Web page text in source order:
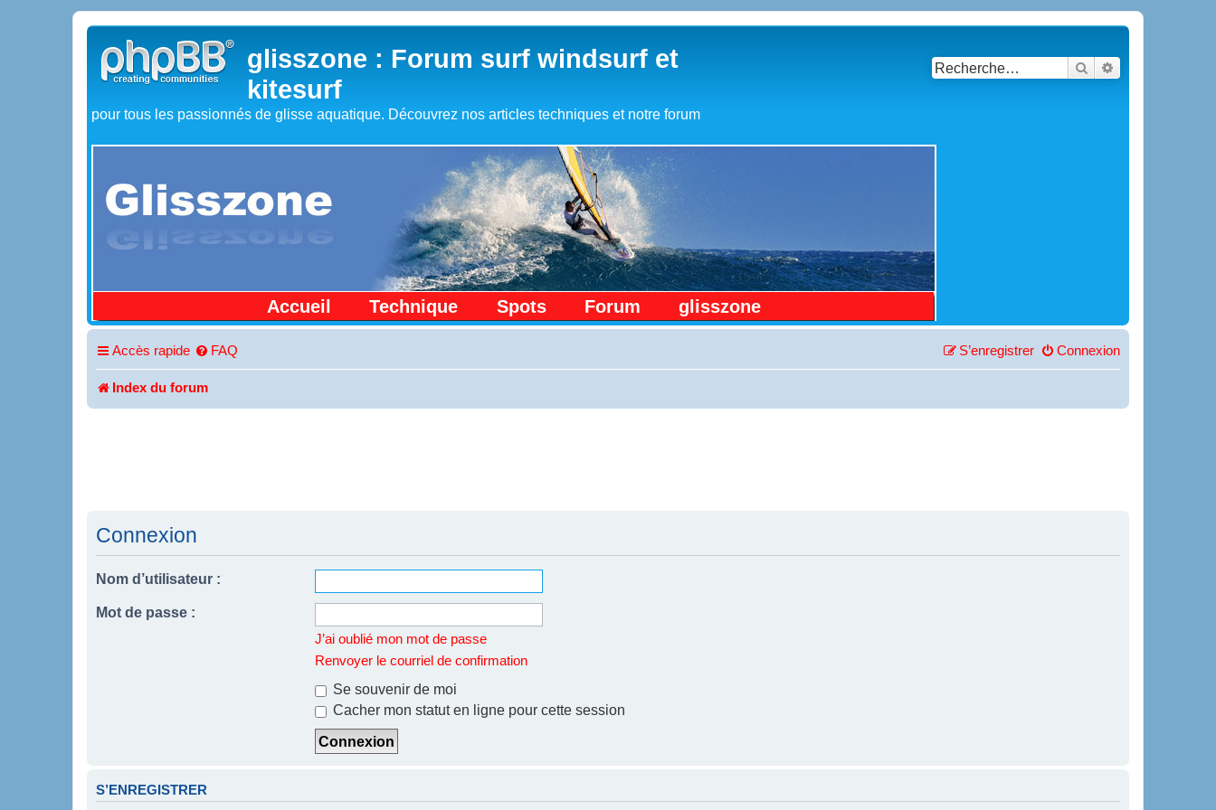
glisszone : Forum surf windsurf et
kitesurf
pour tous les passionnés de glisse aquatique. Découvrez nos articles techniques et notre forum
Accueil Technique Spots Forum glisszone
Rechercher
Accès rapide FAQ Connexion
S’enregistrer
Index du forum
Connexion
Nom d’utilisateur :
Mot de passe :
J’ai oublié mon mot de passe
Renvoyer le courriel de confirmation
Se souvenir de moi
Cacher mon statut en ligne pour cette session
S’ENREGISTRER